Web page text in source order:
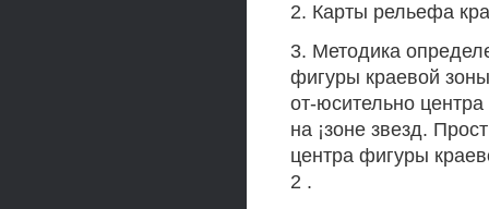
2. Карты рельефа
3. Методика
фигуры краевой
от-юсительно
на ¡зоне звезд.
центра фигуры
2 .